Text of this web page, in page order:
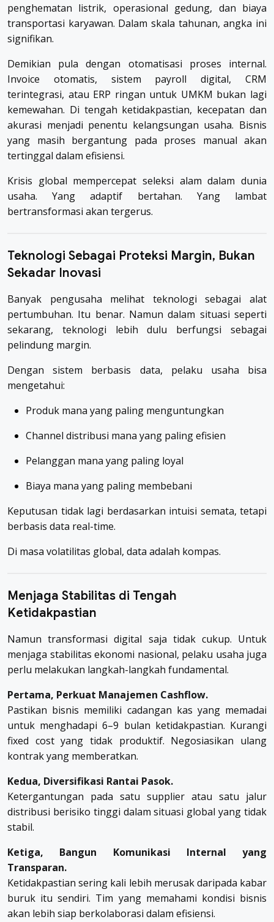
penghematan listrik, operasional gedung, dan biaya
transportasi karyawan. Dalam skala tahunan, angka ini
signifikan.
Demikian pula dengan otomatisasi proses internal.
Invoice otomatis, sistem payroll digital, CRM
terintegrasi, atau ERP ringan untuk UMKM bukan lagi
kemewahan. Di tengah ketidakpastian, kecepatan dan
akurasi menjadi penentu kelangsungan usaha. Bisnis
yang masih bergantung pada proses manual akan
tertinggal dalam efisiensi.
Krisis global mempercepat seleksi alam dalam dunia
usaha. Yang adaptif bertahan. Yang lambat
bertransformasi akan tergerus.
Teknologi Sebagai Proteksi Margin, Bukan
Sekadar Inovasi
Banyak pengusaha melihat teknologi sebagai alat
pertumbuhan. Itu benar. Namun dalam situasi seperti
sekarang, teknologi lebih dulu berfungsi sebagai
pelindung margin.
Dengan sistem berbasis data, pelaku usaha bisa
mengetahui:
Produk mana yang paling menguntungkan
Channel distribusi mana yang paling efisien
Pelanggan mana yang paling loyal
Biaya mana yang paling membebani
Keputusan tidak lagi berdasarkan intuisi semata, tetapi
berbasis data real-time.
Di masa volatilitas global, data adalah kompas.
Menjaga Stabilitas di Tengah
Ketidakpastian
Namun transformasi digital saja tidak cukup. Untuk
menjaga stabilitas ekonomi nasional, pelaku usaha juga
perlu melakukan langkah-langkah fundamental.
Pertama, Perkuat Manajemen Cashflow.
Pastikan bisnis memiliki cadangan kas yang memadai
untuk menghadapi 6–9 bulan ketidakpastian. Kurangi
fixed cost yang tidak produktif. Negosiasikan ulang
kontrak yang memberatkan.
Kedua, Diversifikasi Rantai Pasok.
Ketergantungan pada satu supplier atau satu jalur
distribusi berisiko tinggi dalam situasi global yang tidak
stabil.
Ketiga, Bangun Komunikasi Internal yang
Transparan.
Ketidakpastian sering kali lebih merusak daripada kabar
buruk itu sendiri. Tim yang memahami kondisi bisnis
akan lebih siap berkolaborasi dalam efisiensi.